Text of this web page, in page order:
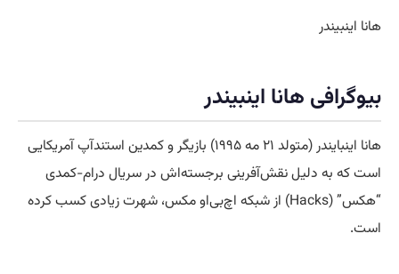
هانا اینبیندر
بیوگرافی هانا اینبیندر
هانا اینبایندر (متولد ۲۱ مه ۱۹۹۵) بازیگر و کمدین استندآپ آمریکایی
است که به دلیل نقش‌آفرینی برجسته‌اش در سریال درام-کمدی
“هکس” (Hacks) از شبکه اچ‌بی‌او مکس، شهرت زیادی کسب کرده
است.